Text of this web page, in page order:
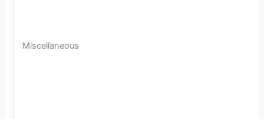
Miscellaneous